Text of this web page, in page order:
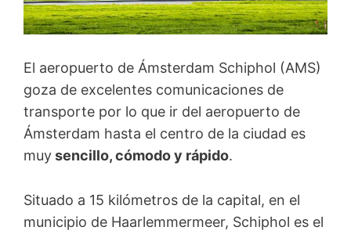
El aeropuerto de Ámsterdam Schiphol (AMS)
goza de excelentes comunicaciones de
transporte por lo que ir del aeropuerto de
Ámsterdam hasta el centro de la ciudad es
muysencillo, cómodo y rápido.
Situado a 15 kilómetros de la capital, en el
municipio de Haarlemmermeer, Schiphol es el